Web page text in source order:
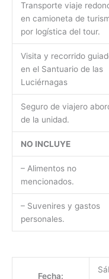
Transporte viaje
en camioneta de
por logística del tour.
Visita y recorrido
en el Santuario de las
Luciérnagas
Seguro de viajero
de la unidad.
NO INCLUYE
– Alimentos no
mencionados.
– Suvenires y gastos
personales.
Fecha: